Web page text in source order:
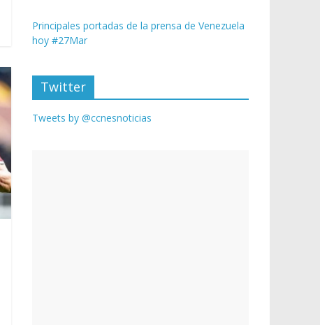
Principales portadas de la prensa de Venezuela
hoy #27Mar
Twitter
Tweets by @ccnesnoticias